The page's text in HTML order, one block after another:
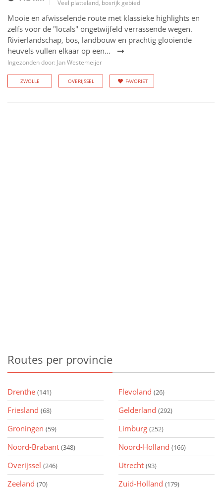
Veel platteland, bosrijk gebied
Mooie en afwisselende route met klassieke highlights en
zelfs voor de "locals" ongetwijfeld verrassende wegen.
Rivierlandschap, bos, landbouw en prachtig glooiende
heuvels vullen elkaar op een...
Ingezonden door: Jan Westemeijer
ZWOLLE OVERIJSSEL FAVORIET
Routes per provincie
Drenthe (141) Flevoland (26)
Friesland (68) Gelderland (292)
Groningen (59) Limburg (252)
Noord-Brabant (348) Noord-Holland (166)
Overijssel (246) Utrecht (93)
Zeeland (70) Zuid-Holland (179)